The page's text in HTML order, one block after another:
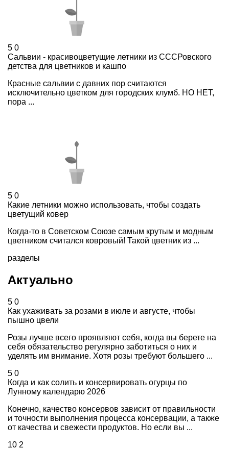
5 0
Сальвии - красивоцветущие летники из СССРовского
детства для цветников и кашпо
Красные сальвии с давних пор считаются
исключительно цветком для городских клумб. НО НЕТ,
пора ...
5 0
Какие летники можно использовать, чтобы создать
цветущий ковер
Когда-то в Советском Союзе самым крутым и модным
цветником считался ковровый! Такой цветник из ...
разделы
Актуально
5 0
Как ухаживать за розами в июле и августе, чтобы
пышно цвели
Розы лучше всего проявляют себя, когда вы берете на
себя обязательство регулярно заботиться о них и
уделять им внимание. Хотя розы требуют большего ...
5 0
Когда и как солить и консервировать огурцы по
Лунному календарю 2026
Конечно, качество консервов зависит от правильности
и точности выполнения процесса консервации, а также
от качества и свежести продуктов. Но если вы ...
10 2